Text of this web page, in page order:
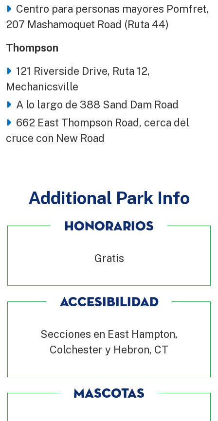
Centro para personas mayores Pomfret,
207 Mashamoquet Road (Ruta 44)
Thompson
121 Riverside Drive, Ruta 12,
Mechanicsville
A lo largo de 388 Sand Dam Road
662 East Thompson Road, cerca del
cruce con New Road
Additional Park Info
HONORARIOS
Gratis
ACCESIBILIDAD
Secciones en East Hampton,
Colchester y Hebron, CT
MASCOTAS